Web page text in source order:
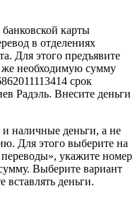
карты
в отделениях
Для этого предъявите
же необходимую сумму
срок
Радэль. Внесите деньги
наличные деньги, а не
Для этого выберите на
укажите номер
Выберите вариант
деньги.